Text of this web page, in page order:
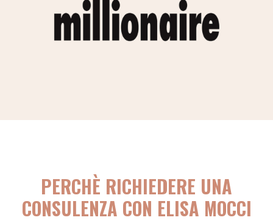
PERCHÈ RICHIEDERE UNA
CONSULENZA CON ELISA MOCCI